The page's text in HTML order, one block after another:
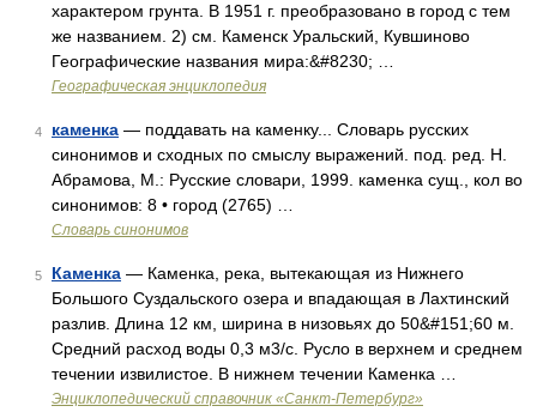
характером грунта. В 1951 г. преобразовано в город с тем
же названием. 2) см. Каменск Уральский, Кувшиново
Географические названия мира:&#8230; …
Географическая энциклопедия
4 каменка — поддавать на каменку... Словарь русских
синонимов и сходных по смыслу выражений. под. ред. Н.
Абрамова, М.: Русские словари, 1999. каменка сущ., кол во
синонимов: 8 • город (2765) …
Словарь синонимов
5 Каменка — Каменка, река, вытекающая из Нижнего
Большого Суздальского озера и впадающая в Лахтинский
разлив. Длина 12 км, ширина в низовьях до 50&#151;60 м.
Средний расход воды 0,3 м3/с. Русло в верхнем и среднем
течении извилистое. В нижнем течении Каменка …
Энциклопедический справочник «Санкт-Петербург»